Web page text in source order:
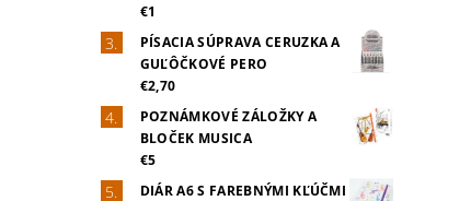
€1
PÍSACIA SÚPRAVA CERUZKA A
GUĽÔČKOVÉ PERO
€2,70
POZNÁMKOVÉ ZÁLOŽKY A
BLOČEK MUSICA
€5
DIÁR A6 S FAREBNÝMI KĽÚČMI